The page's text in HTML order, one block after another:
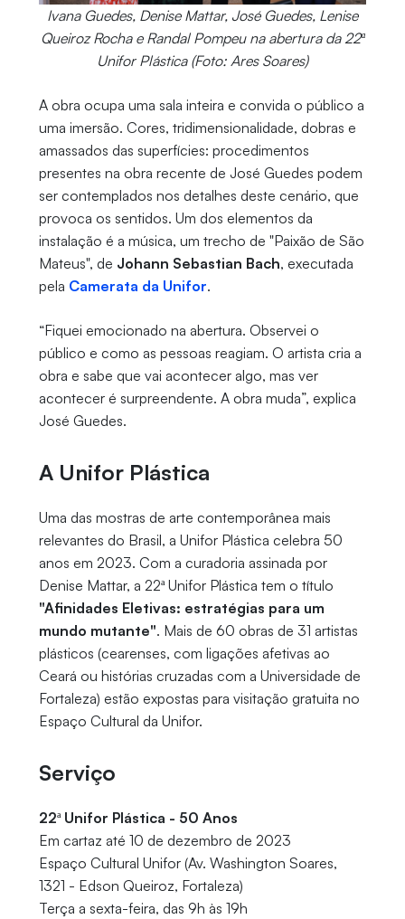
Ivana Guedes, Denise Mattar, José Guedes, Lenise
Queiroz Rocha e Randal Pompeu na abertura da 22ª
Unifor Plástica (Foto: Ares Soares)
A obra ocupa uma sala inteira e convida o público a
uma imersão. Cores, tridimensionalidade, dobras e
amassados das superfícies: procedimentos
presentes na obra recente de José Guedes podem
ser contemplados nos detalhes deste cenário, que
provoca os sentidos. Um dos elementos da
instalação é a música, um trecho de "Paixão de São
Mateus", de Johann Sebastian Bach, executada
pela Camerata da Unifor.
“Fiquei emocionado na abertura. Observei o
público e como as pessoas reagiam. O artista cria a
obra e sabe que vai acontecer algo, mas ver
acontecer é surpreendente. A obra muda”, explica
José Guedes.
A Unifor Plástica
Uma das mostras de arte contemporânea mais
relevantes do Brasil, a Unifor Plástica celebra 50
anos em 2023. Com a curadoria assinada por
Denise Mattar, a 22ª Unifor Plástica tem o título
"Afinidades Eletivas: estratégias para um
mundo mutante". Mais de 60 obras de 31 artistas
plásticos (cearenses, com ligações afetivas ao
Ceará ou histórias cruzadas com a Universidade de
Fortaleza) estão expostas para visitação gratuita no
Espaço Cultural da Unifor.
Serviço
22ª Unifor Plástica - 50 Anos
Em cartaz até 10 de dezembro de 2023
Espaço Cultural Unifor (Av. Washington Soares,
1321 - Edson Queiroz, Fortaleza)
Terça a sexta-feira, das 9h às 19h